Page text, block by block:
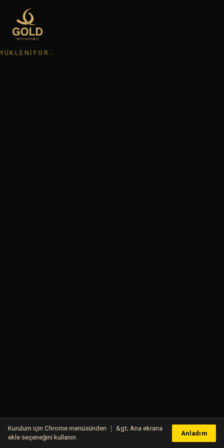
YÜKLENIYOR…
Kurulum için Chrome menüsünden ⋮ &gt; Ana ekrana
ekle seçeneğini kullanın.
Anladım